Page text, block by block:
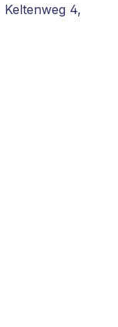
Keltenweg 4,